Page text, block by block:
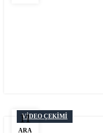
11
ARA
VIDEO ÇEKIMI